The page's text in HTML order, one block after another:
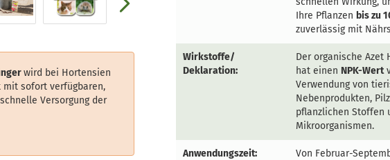
wird bei Hortensien
mit sofort verfügbaren,
Versorgung der
Ihre Pflanzen bis zu
zuverlässig mit
Wirkstoffe/
Deklaration:
Der organische Azet
hat einen NPK-Wert
Verwendung von
Nebenprodukten,
pflanzlichen Stoffen
Mikroorganismen.
Anwendungszeit: Von Februar-